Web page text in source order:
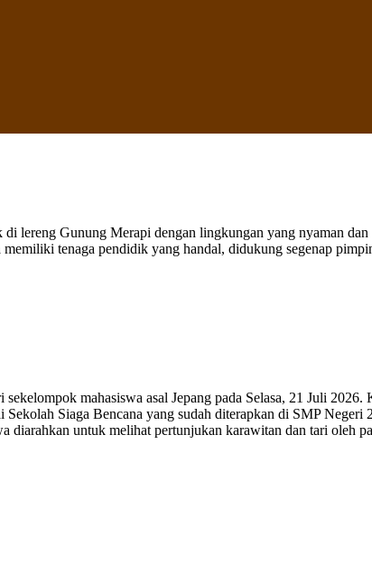
lereng Gunung Merapi dengan lingkungan yang nyaman
tenaga pendidik yang handal, didukung segenap
mahasiswa asal Jepang pada Selasa, 21 Juli
Sekolah Siaga Bencana yang sudah diterapkan di SMP
diarahkan untuk melihat pertunjukan karawitan dan tari oleh